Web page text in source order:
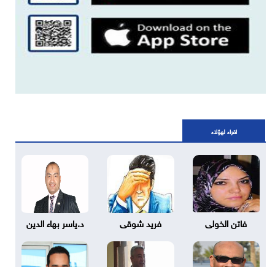
اقراء لهؤلاء
فاتن الخولى فريد شوقى د.ياسر بهاء الدين